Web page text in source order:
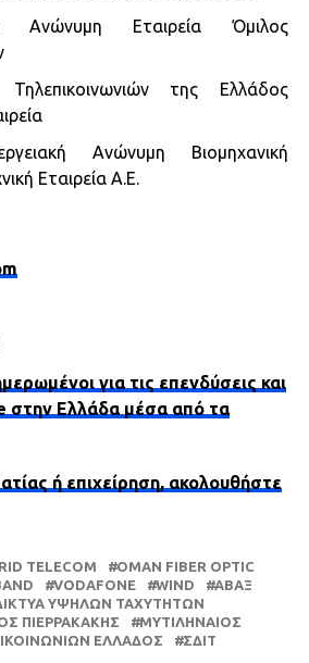
Ανώνυμη Εταιρεία Όμιλος
Τηλεπικοινωνιών της Ελλάδος
Ανώνυμη Βιομηχανική
Εταιρεία Α.Ε.
για τις επενδύσεις και
στην Ελλάδα μέσα από τα
ή επιχείρηση, ακολουθήστε
TELECOM
OMAN FIBER OPTIC
VODAFONE WIND
ΑΒΑΞ
ΥΨΗΛΏΝ ΤΑΧΥΤΉΤΩΝ
ΠΙΕΡΡΑΚΆΚΗΣ
ΜΥΤΙΛΗΝΑΊΟΣ
ΕΛΛΆΔΟΣ
ΣΔΙΤ